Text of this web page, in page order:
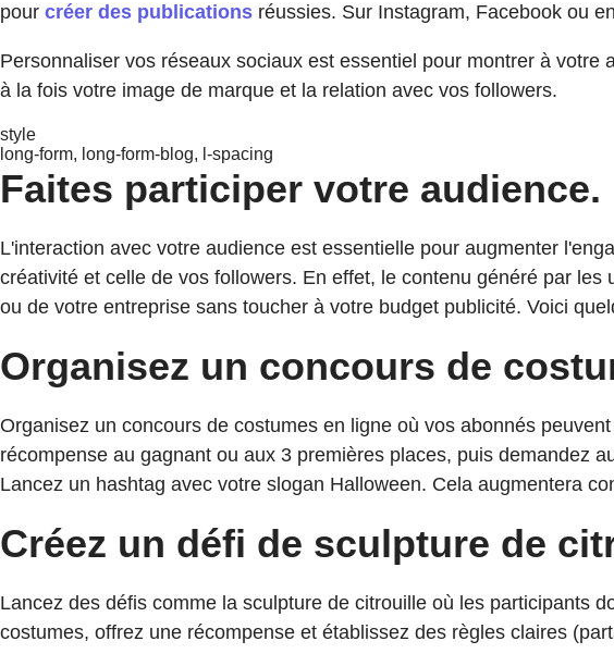
pour créer des publications réussies. Sur Instagram, Facebook ou
Personnaliser vos réseaux sociaux est essentiel pour montrer à
à la fois votre image de marque et la relation avec vos followers.
style
long-form, long-form-blog, l-spacing
Faites participer votre audience.
L'interaction avec votre audience est essentielle pour augmenter
créativité et celle de vos followers. En effet, le contenu généré par
ou de votre entreprise sans toucher à votre budget publicité. Voici
Organisez un concours de
Organisez un concours de costumes en ligne où vos abonnés
récompense au gagnant ou aux 3 premières places, puis demandez
Lancez un hashtag avec votre slogan Halloween. Cela augmentera
Créez un défi de sculpture de
Lancez des défis comme la sculpture de citrouille où les participants
costumes, offrez une récompense et établissez des règles claires